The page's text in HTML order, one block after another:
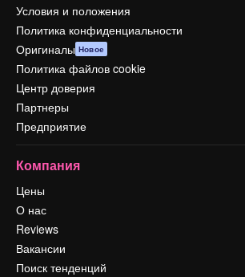
Условия и положения
Политика конфиденциальности
Оригиналы Новое
Политика файлов cookie
Центр доверия
Партнеры
Предприятие
Компания
Цены
О нас
Reviews
Вакансии
Поиск тенденций